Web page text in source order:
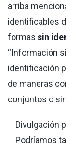
arriba
identificables
formassin
“Información
identificación
de maneras
conjuntos o
Divulgación
Podríamos